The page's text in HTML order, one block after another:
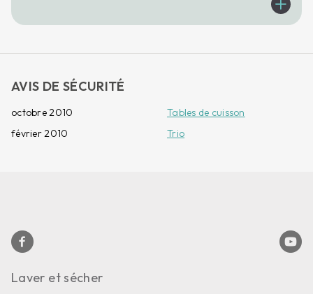
AVIS DE SÉCURITÉ
octobre 2010
Tables de cuisson
février 2010
Trio
Laver et sécher